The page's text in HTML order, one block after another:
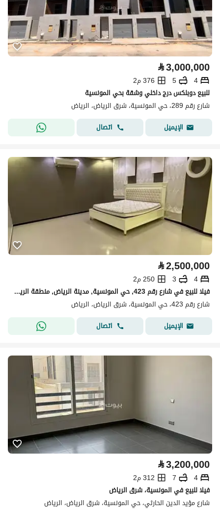
⃁3,000,000
4
5
376 م2
للبيع دوبلكس درج داخلي وشقة بحي المونسية
شارع رقم 289، حي المونسية، شرق الرياض، الرياض
الإيميل
اتصال
⃁2,500,000
4
3
250 م2
فيلا للبيع في شارع رقم 423, حي المونسية, مدينة الرياض, منطقة الرياض
شارع رقم 423، حي المونسية، شرق الرياض، الرياض
الإيميل
اتصال
⃁3,200,000
4
7
312 م2
فيلا للبيع في المونسية، شرق الرياض
شارع مؤيد الدين الحارثي، حي المونسية، شرق الرياض، الرياض